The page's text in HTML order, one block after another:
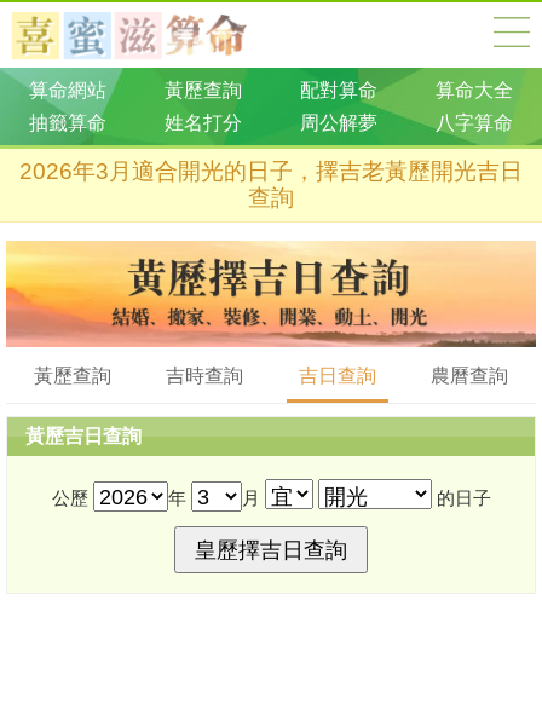
算命網站 黃歷查詢 配對算命
算命大全
抽籤算命
姓名打分 周公解夢 八字算命
2026年3月適合開光的日子，擇吉老黃歷開光吉日
查詢
黃歷查詢 吉時查詢 吉日查詢 農曆查詢
黃歷吉日查詢
公歷 年 月 的日子